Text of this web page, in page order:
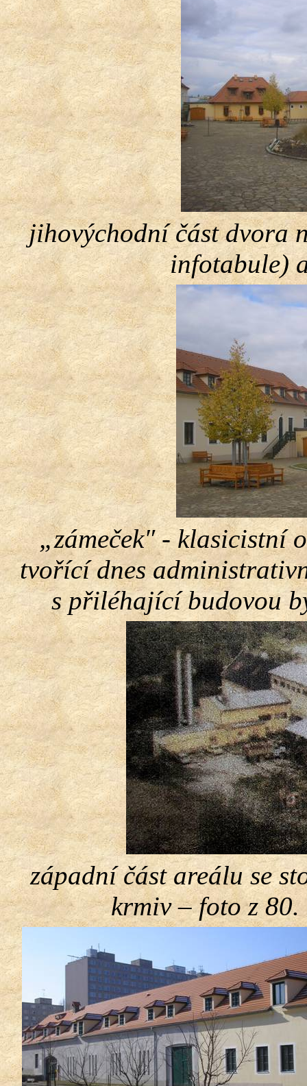
jihovýchodní část dvora
infotabule)
„zámeček″ - klasicistní
tvořící dnes
s přiléhající budovou
západní část areálu se
krmiv – foto z